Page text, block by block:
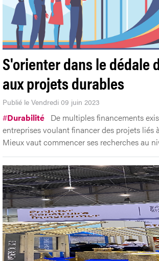
S'orienter dans le dédale
aux projets durables
Publié le Vendredi 09 juin 2023
#Durabilité De multiples financements
entreprises voulant financer des projets liés
Mieux vaut commencer ses recherches au